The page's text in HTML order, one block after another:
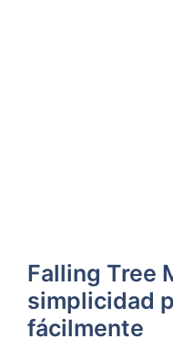
Falling Tree
simplicidad
fácilmente